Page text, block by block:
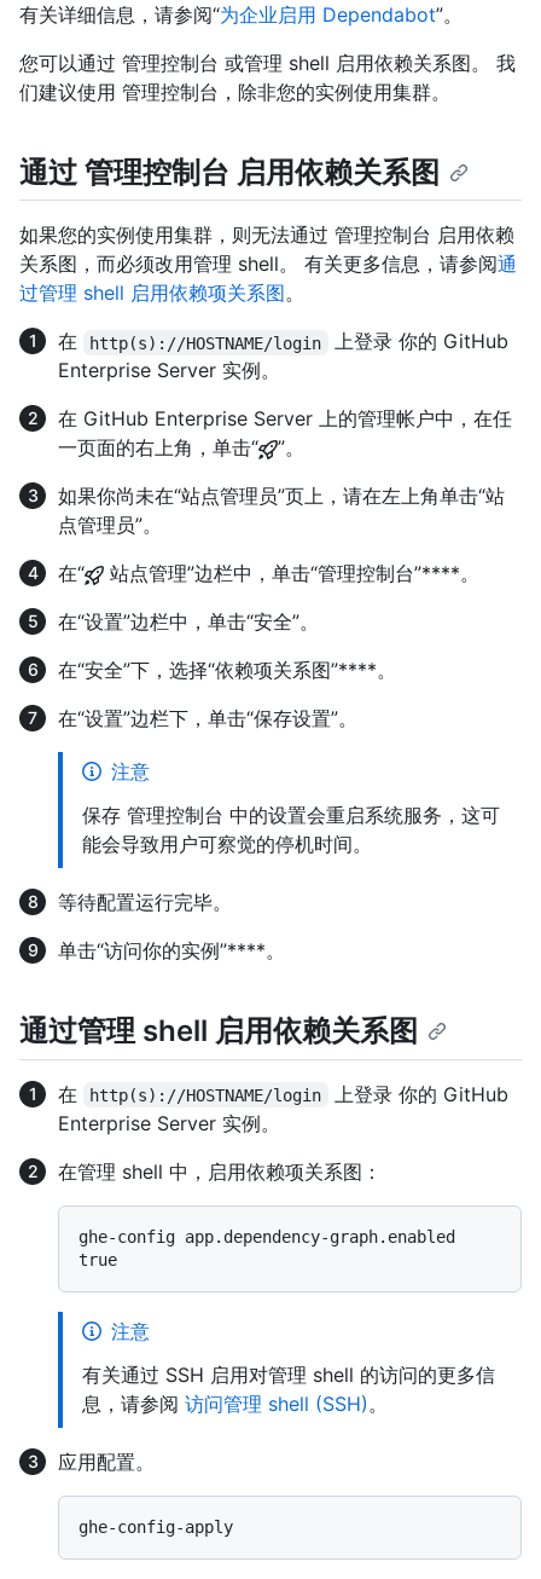
有关详细信息，请参阅“为企业启用 Dependabot”。
您可以通过 管理控制台 或管理 shell 启用依赖关系图。 我
们建议使用 管理控制台，除非您的实例使用集群。
通过 管理控制台 启用依赖关系图
如果您的实例使用集群，则无法通过 管理控制台 启用依赖
关系图，而必须改用管理 shell。 有关更多信息，请参阅通
过管理 shell 启用依赖项关系图。
在
http(s)://HOSTNAME/login
上登录 你的 GitHub
Enterprise Server 实例。
在 GitHub Enterprise Server 上的管理帐户中，在任
一页面的右上角，单击“
”。
如果你尚未在“站点管理员”页上，请在左上角单击“站
点管理员”。
在“
站点管理”边栏中，单击“管理控制台”****。
在“设置”边栏中，单击“安全”。
在“安全”下，选择“依赖项关系图”****。
在“设置”边栏下，单击“保存设置”。
注意
保存 管理控制台 中的设置会重启系统服务，这可
能会导致用户可察觉的停机时间。
等待配置运行完毕。
单击“访问你的实例”****。
通过管理 shell 启用依赖关系图
在 http(s)://HOSTNAME/login
上登录 你的 GitHub
Enterprise Server 实例。
在管理 shell 中，启用依赖项关系图：
ghe-config app.dependency-graph.enabled
注意
有关通过 SSH 启用对管理 shell 的访问的更多信
息，请参阅 访问管理 shell (SSH) 。
应用配置。